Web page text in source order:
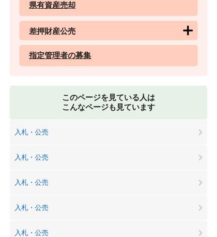
県有資産売却
差押財産公売
指定管理者の募集
このページを見ている人は
こんなページも見ています
入札・公売
入札・公売
入札・公売
入札・公売
入札・公売